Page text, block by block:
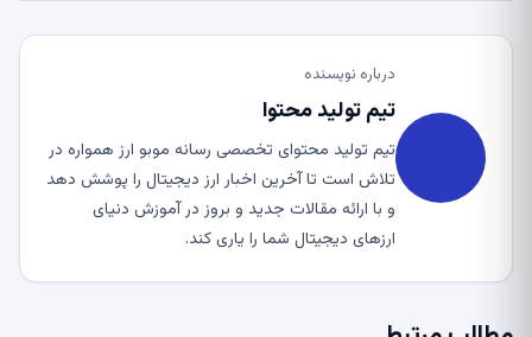
درباره نویسنده
تیم تولید محتوا
تیم تولید محتوای تخصصی رسانه موبو ارز همواره در
تلاش است تا آخرین اخبار ارز دیجیتال را پوشش دهد
و با ارائه مقالات جدید و بروز در آموزش دنیای
ارزهای دیجیتال شما را یاری کند.